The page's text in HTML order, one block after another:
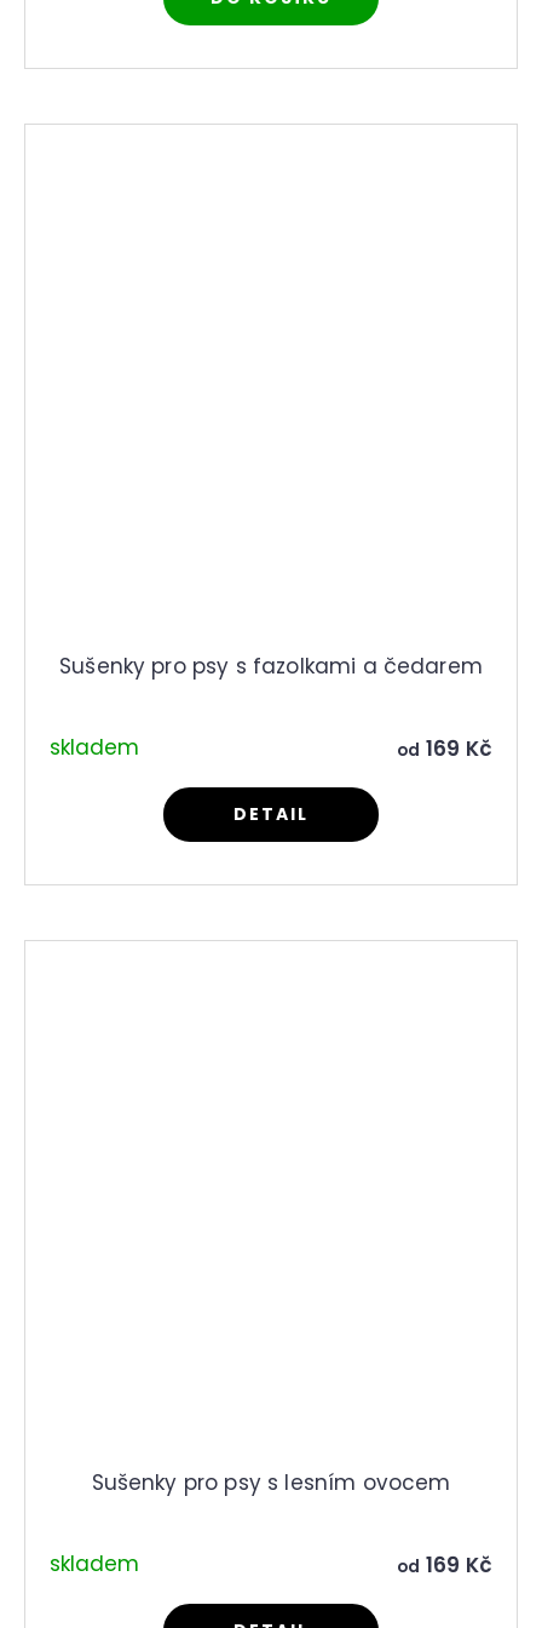
Sušenky pro psy s fazolkami a čedarem
skladem od 169 Kč
DETAIL
Sušenky pro psy s lesním ovocem
skladem od 169 Kč